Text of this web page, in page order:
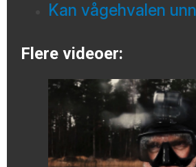
Kan vågehvalen
Flere videoer: